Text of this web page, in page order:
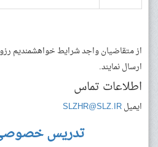
از متقاضیان واجد شرایط خواهشمندیم
ارسال نمایند.
اطلاعات تماس
ایمیلSLZHR@SLZ.IR
تدریس